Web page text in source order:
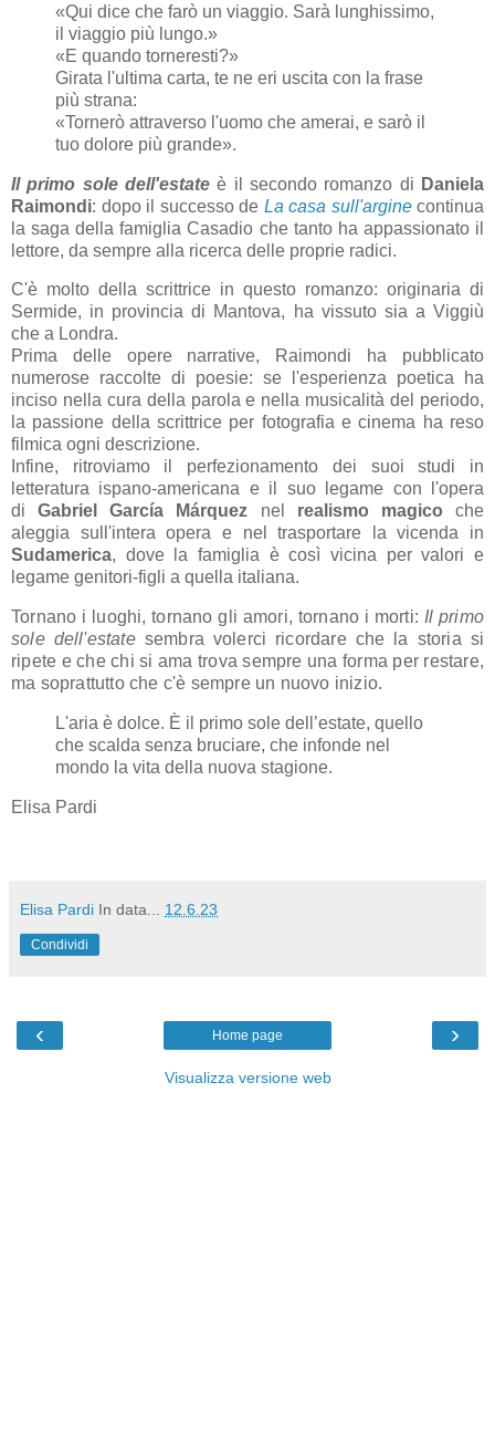
«Qui dice che farò un viaggio. Sarà lunghissimo,
il viaggio più lungo.»
«E quando torneresti?»
Girata l'ultima carta, te ne eri uscita con la frase
più strana:
«Tornerò attraverso l'uomo che amerai, e sarò il
tuo dolore più grande».
Il primo sole dell'estate è il secondo romanzo di Daniela
Raimondi: dopo il successo de La casa sull'argine continua
la saga della famiglia Casadio che tanto ha appassionato il
lettore, da sempre alla ricerca delle proprie radici.
C'è molto della scrittrice in questo romanzo: originaria di
Sermide, in provincia di Mantova, ha vissuto sia a Viggiù
che a Londra.
Prima delle opere narrative, Raimondi ha pubblicato
numerose raccolte di poesie: se l'esperienza poetica ha
inciso nella cura della parola e nella musicalità del periodo,
la passione della scrittrice per fotografia e cinema ha reso
filmica ogni descrizione.
Infine, ritroviamo il perfezionamento dei suoi studi in
letteratura ispano-americana e il suo legame con l'opera
diGabriel García Márquez nel realismo magico che
aleggia sull'intera opera e nel trasportare la vicenda in
Sudamerica, dove la famiglia è così vicina per valori e
legame genitori-figli a quella italiana.
Tornano i luoghi, tornano gli amori, tornano i morti: Il primo
sole dell'estate sembra volerci ricordare che la storia si
ripete e che chi si ama trova sempre una forma per restare,
ma soprattutto che c'è sempre un nuovo inizio.
L'aria è dolce. È il primo sole dell’estate, quello
che scalda senza bruciare, che infonde nel
mondo la vita della nuova stagione.
Elisa Pardi
Elisa Pardi In data... 12.6.23
Condividi
‹ ›
Home page
Visualizza versione web